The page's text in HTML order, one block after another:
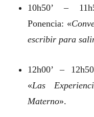
10h50’ –
Ponencia: «
escribir para
12h00’ –
«Las
Materno».